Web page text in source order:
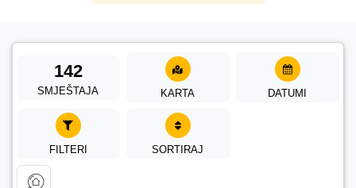
142
SMJEŠTAJA KARTA DATUMI
FILTERI SORTIRAJ